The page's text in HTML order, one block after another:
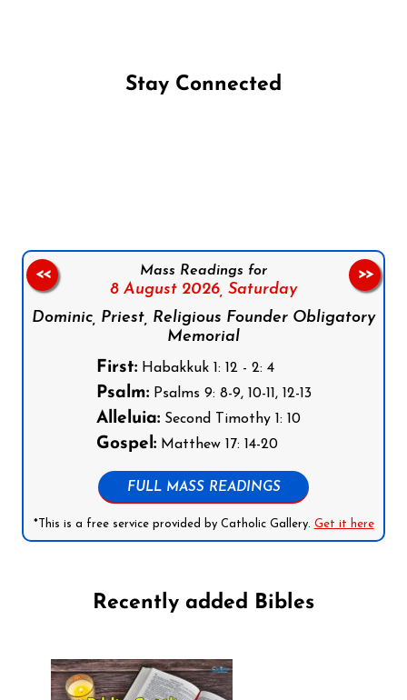
Stay Connected
Mass Readings for
8 August 2026, Saturday
Dominic, Priest, Religious Founder Obligatory
Memorial
First:Habakkuk 1: 12 - 2: 4
Psalm:Psalms 9: 8-9, 10-11, 12-13
Alleluia:Second Timothy 1: 10
Gospel:Matthew 17: 14-20
FULL MASS READINGS
*This is a free service provided by Catholic Gallery. Get it here
<< >>
Recently added Bibles